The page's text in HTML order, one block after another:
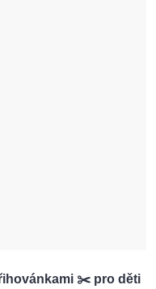
✂️ pro děti